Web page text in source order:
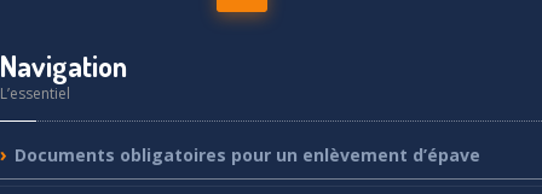
Navigation
L’essentiel
Documents obligatoires pour un enlèvement d’épave